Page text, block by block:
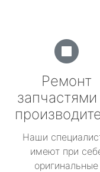
Ремонт
запчастями
Наши
имеют при
оригинальные